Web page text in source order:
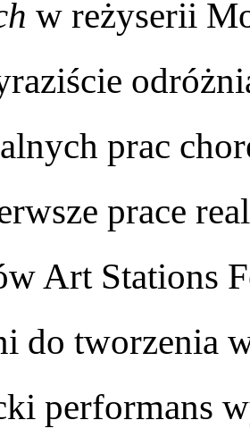
w reżyserii
prac
prace
Art Stations
do tworzenia
performans